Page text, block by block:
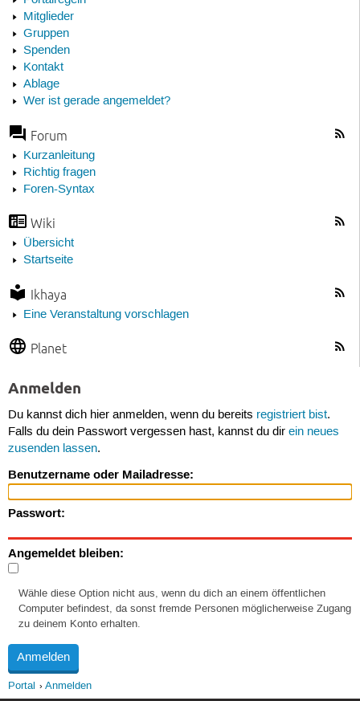
Mitglieder
Gruppen
Spenden
Kontakt
Ablage
Wer ist gerade angemeldet?
Forum
Kurzanleitung
Richtig fragen
Foren-Syntax
Wiki
Übersicht
Startseite
Ikhaya
Eine Veranstaltung vorschlagen
Planet
Anmelden
Du kannst dich hier anmelden, wenn du bereits registriert bist.
Falls du dein Passwort vergessen hast, kannst du dir ein neues
zusenden lassen.
Benutzername oder Mailadresse:
Passwort:
Angemeldet bleiben:
Wähle diese Option nicht aus, wenn du dich an einem öffentlichen
Computer befindest, da sonst fremde Personen möglicherweise Zugang
zu deinem Konto erhalten.
Portal Anmelden